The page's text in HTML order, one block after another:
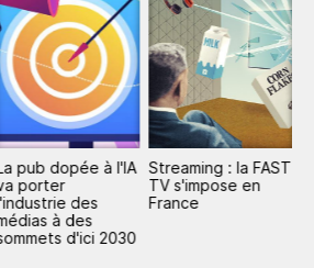
pub dopée à l'IA
porter
des
à des
d'ici 2030
Streaming : la FAST
TV s'impose en
France